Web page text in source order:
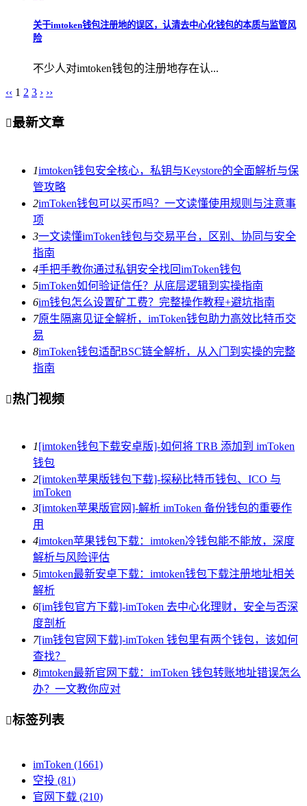
关于imtoken钱包注册地的误区，认清去中心化钱包的本质与监管风
险
不少人对imtoken钱包的注册地存在认...
‹‹ 1 2 3 › ››
最新文章
1imtoken钱包安全核心，私钥与Keystore的全面解析与保
管攻略
2imToken钱包可以买币吗？一文读懂使用规则与注意事
项
3一文读懂imToken钱包与交易平台，区别、协同与安全
指南
4手把手教你通过私钥安全找回imToken钱包
5imToken如何验证信任？从底层逻辑到实操指南
6im钱包怎么设置矿工费？完整操作教程+避坑指南
7原生隔离见证全解析，imToken钱包助力高效比特币交
易
8imToken钱包适配BSC链全解析，从入门到实操的完整
指南
热门视频
1[imtoken钱包下载安卓版]-如何将 TRB 添加到 imToken
钱包
2[imtoken苹果版钱包下载]-探秘比特币钱包、ICO 与
imToken
3[imtoken苹果版官网]-解析 imToken 备份钱包的重要作
用
4imtoken苹果钱包下载：imtoken冷钱包能不能放，深度
解析与风险评估
5imtoken最新安卓下载：imtoken钱包下载注册地址相关
解析
6[im钱包官方下载]-imToken 去中心化理财，安全与否深
度剖析
7[im钱包官网下载]-imToken 钱包里有两个钱包，该如何
查找？
8imtoken最新官网下载：imToken 钱包转账地址错误怎么
办？一文教你应对
标签列表
imToken (1661)
空投 (81)
官网下载 (210)